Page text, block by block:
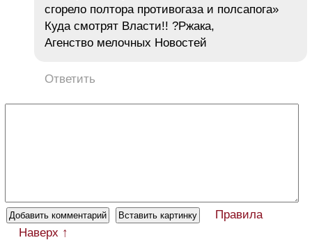
сгорело полтора противогаза и полсапога»
Куда смотрят Власти!! ?Ржака,
Агенство мелочных Новостей
Ответить
Правила
Наверх ↑